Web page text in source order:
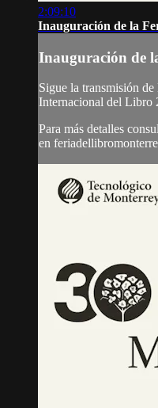
2:09:10
Inauguración de la
Inauguración de
Sigue la transmisión
Internacional del Libro
Para más detalles
en